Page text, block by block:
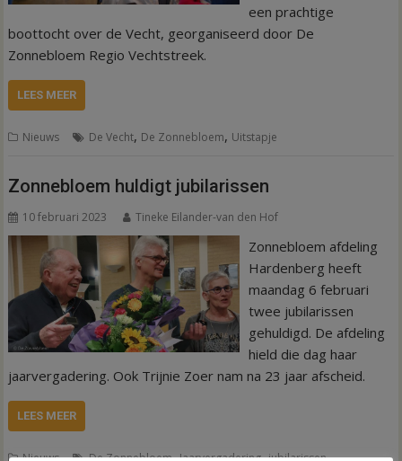
een prachtige
boottocht over de Vecht, georganiseerd door De
Zonnebloem Regio Vechtstreek.
LEES MEER
Nieuws De Vecht, De Zonnebloem, Uitstapje
Zonnebloem huldigt jubilarissen
10 februari 2023 Tineke Eilander-van den Hof
Zonnebloem afdeling
Hardenberg heeft
maandag 6 februari
twee jubilarissen
gehuldigd. De afdeling
hield die dag haar
jaarvergadering. Ook Trijnie Zoer nam na 23 jaar afscheid.
LEES MEER
Nieuws De Zonnebloem,Jaarvergadering,jubilarissen